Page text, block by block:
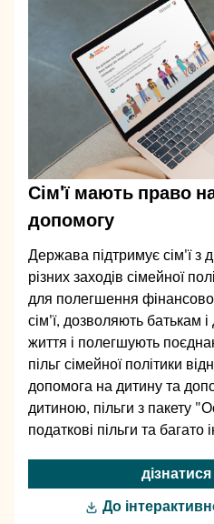
Сім'ї мають право
допомогу
Держава підтримує сім'ї з
різних заходів сімейної
для полегшення
сім'ї, дозволяють батькам
життя і полегшують
пільг сімейної політики
допомога на дитину та
дитиною, пільги з пакету
податкові пільги та багато
До